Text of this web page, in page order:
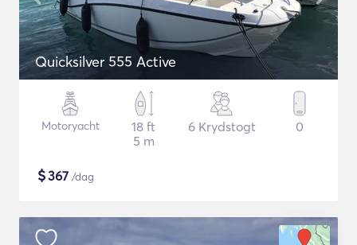
Quicksilver 555 Active
Motoryacht
18 ft
5 m
6 Krydstogt 0
$367 /dag